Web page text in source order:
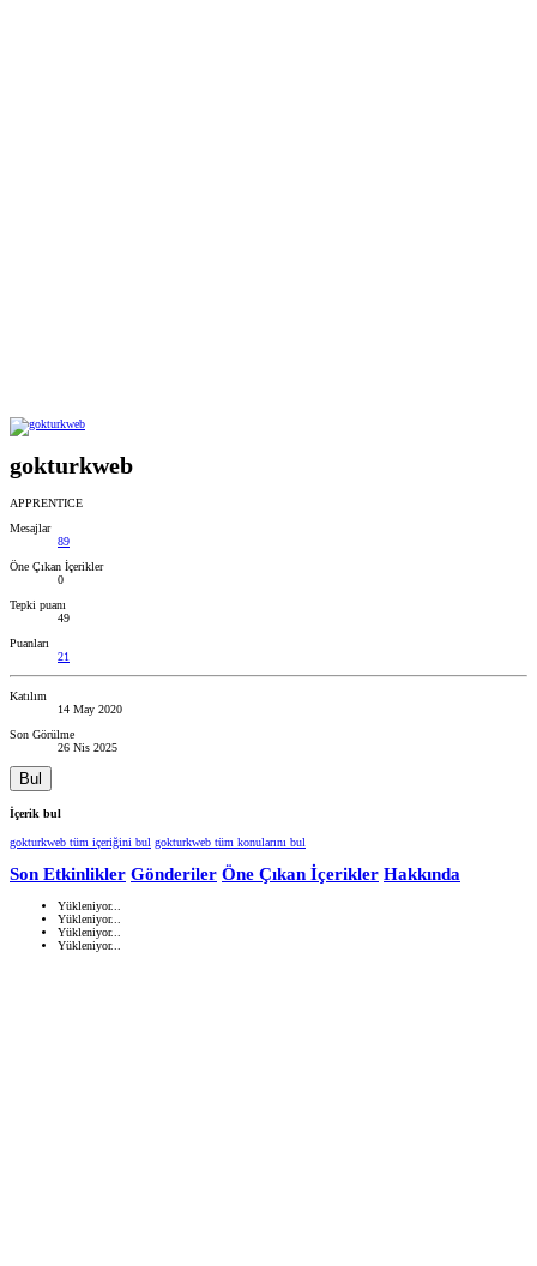
gokturkweb
APPRENTICE
Mesajlar
89
Öne Çıkan İçerikler
0
Tepki puanı
49
Puanları
21
Katılım
14 May 2020
Son Görülme
26 Nis 2025
Bul
İçerik bul
gokturkweb tüm içeriğini bul gokturkweb tüm konularını bul
Son Etkinlikler Gönderiler Öne Çıkan İçerikler Hakkında
Yükleniyor...
Yükleniyor...
Yükleniyor...
Yükleniyor...